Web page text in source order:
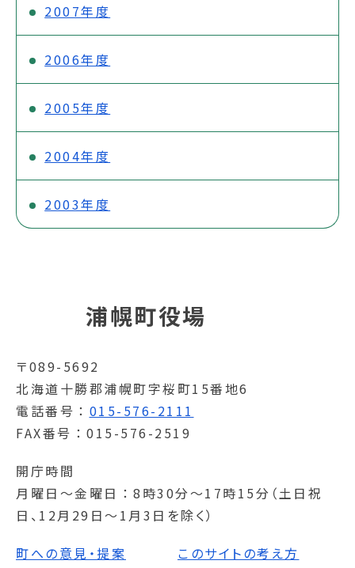
2007年度
2006年度
2005年度
2004年度
2003年度
浦幌町役場
〒089-5692
北海道十勝郡浦幌町字桜町15番地6
電話番号
015-576-2111
FAX番号
015-576-2519
開庁時間
月曜日～金曜日
8時30分～17時15分（土日祝
日、12月29日～1月3日を除く）
町への意見・提案
このサイトの考え方